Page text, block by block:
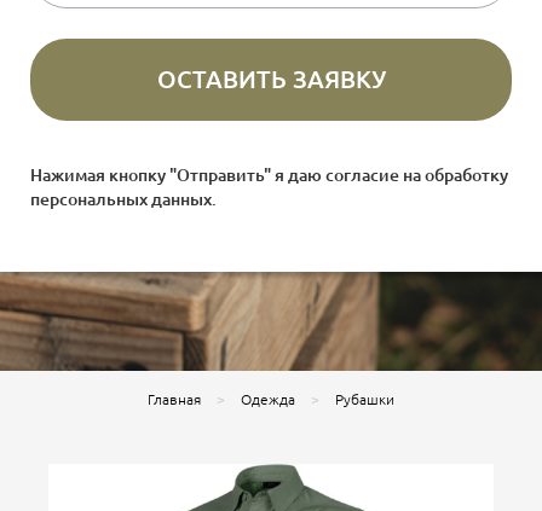
Нажимая кнопку "Отправить" я даю согласие наобработку
персональных данных
Главная Одежда Рубашки